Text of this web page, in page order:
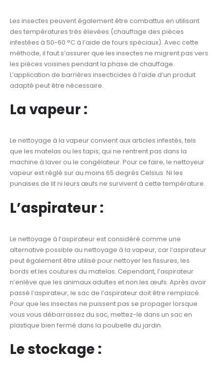
Les insectes peuvent également être combattus en utilisant
des températures très élevées (chauffage des pièces
infestées à 50-60 °C à l’aide de fours spéciaux). Avec cette
méthode, il faut s’assurer que les insectes ne migrent pas vers
les pièces voisines pendant la phase de chauffage.
L’application de barrières insecticides à l’aide d’un produit
adapté peut être nécessaire.
La vapeur :
Le nettoyage à la vapeur convient aux articles infestés, tels
que les matelas ou les tapis, qui ne rentrent pas dans la
machine à laver ou le congélateur. Pour ce faire, le nettoyeur
vapeur est réglé sur au moins 65 degrés Celsius. Ni les
punaises de lit ni leurs œufs ne survivent à cette température.
L’aspirateur :
Le nettoyage à l’aspirateur est considéré comme une
alternative possible au nettoyage à la vapeur, car l’aspirateur
peut également être utilisé pour nettoyer les fissures, les
bords et les coutures du matelas. Cependant, l’aspirateur
n’enlève que les animaux adultes et non les œufs. Après avoir
passé l’aspirateur, le sac de l’aspirateur doit être remplacé.
Pour que les insectes ne puissent pas se propager lorsque
vous vous débarrassez du sac, mettez-le dans un sac en
plastique bien fermé dans la poubelle du jardin.
Le stockage :